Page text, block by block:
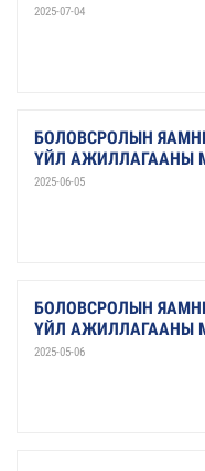
2025-07-04
БОЛОВСРОЛЫН
ҮЙЛ АЖИЛЛАГААНЫ
2025-06-05
БОЛОВСРОЛЫН
ҮЙЛ АЖИЛЛАГААНЫ
2025-05-06